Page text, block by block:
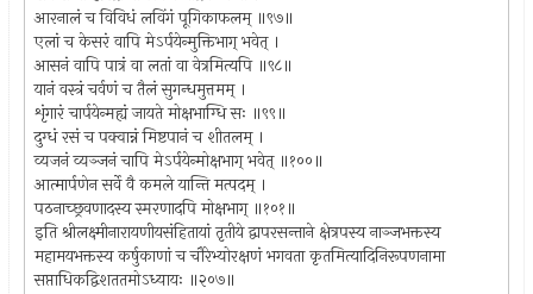
आरनालं च विविधं लविंगं पूगिकाफलम् ॥९७॥
एलां च केसरं वापि मेऽर्पयेन्मुक्तिभाग् भवेत् ।
आसनं वापि पात्रं वा लतां वा वेत्रमित्यपि ॥९८॥
यानं वस्त्रं चर्वणं च तैलं सुगन्धमुत्तमम् ।
शृंगारं चार्पयेन्मह्यं जायते मोक्षभाग्धि सः ॥९९॥
दुग्धं रसं च पक्वान्नं मिष्टपानं च शीतलम् ।
व्यजनं व्यञ्जनं चापि मेऽर्पयेन्मोक्षभाग् भवेत् ॥१००॥
आत्मार्पणेन सर्वे वै कमले यान्ति मत्पदम् ।
पठनाच्छ्रवणादस्य स्मरणादपि मोक्षभाग् ॥१०१॥
इति श्रीलक्ष्मीनारायणीयसंहितायां तृतीये द्वापरसन्ताने क्षेत्रपस्य नाञ्जभक्तस्य
महामयभक्तस्य कर्षुकाणां च चौरेभ्योरक्षणं भगवता कृतमित्यादिनिरूपणनामा
सप्ताधिकद्विशततमोऽध्यायः ॥२०७॥